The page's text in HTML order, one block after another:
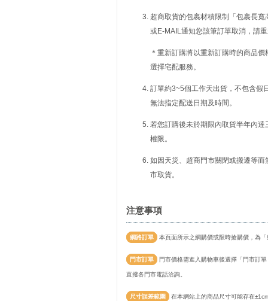
超商取貨的包裹材積限制「包裹長
或E-MAIL通知您該筆訂單取消，請
＊重新訂購將以重新訂購時的商品
選擇宅配服務。
訂單約3~5個工作天出貨，不包含假
無法指定配送日期及時間。
若您訂購後未於期限內取貨半年內
權限。
如因天災、超商門市關閉或搬遷等
市取貨。
注意事項
網路訂單 本頁面所示之網購價或限時搶購價，為
門市訂單 門市價格需進入購物車後選擇「門市訂
直撥各門市電話洽詢。
尺寸誤差範圍 在本網站上的商品尺寸可能存在